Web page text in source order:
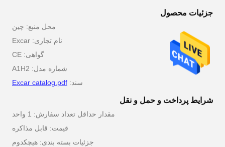
جزئیات محصول
محل منبع: چین
نام تجاری: Excar
گواهی: CE
شماره مدل: A1H2
سند: Excar catalog.pdf
شرایط پرداخت و حمل و نقل
مقدار حداقل تعداد سفارش: 1 واحد
قیمت: قابل مذاکره
جزئیات بسته بندی: هيچکدوم